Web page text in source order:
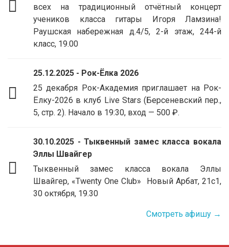
всех на традиционный отчётный концерт
учеников класса гитары Игоря Ламзина!
Раушская набережная д.4/5, 2-й этаж, 244-й
класс, 19.00
25.12.2025 - Рок-Ёлка 2026
25 декабря Рок-Академия приглашает на Рок-
Ёлку-2026 в клуб Live Stars (Берсеневский пер.,
5, стр. 2). Начало в 19:30, вход — 500 ₽.
30.10.2025 - Тыквенный замес класса вокала
Эллы Швайгер
Тыквенный замес класса вокала Эллы
Швайгер, «Twenty One Club» Новый Арбат, 21с1,
30 октября, 19.30
Смотреть афишу →